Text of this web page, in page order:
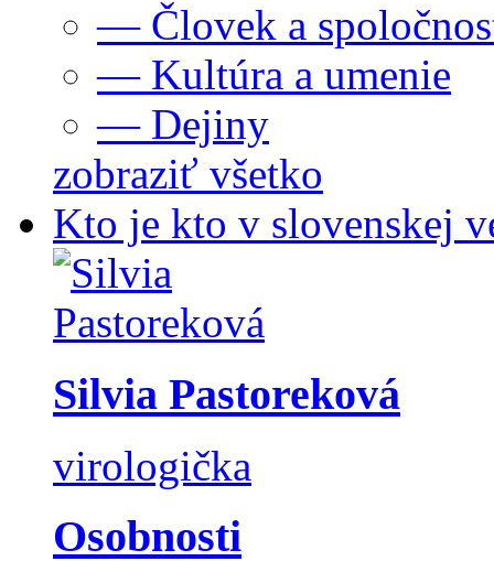
— Človek a
— Kultúra a umenie
— Dejiny
zobraziť všetko
Kto je kto v slovenskej
Silvia Pastoreková
virologička
Osobnosti